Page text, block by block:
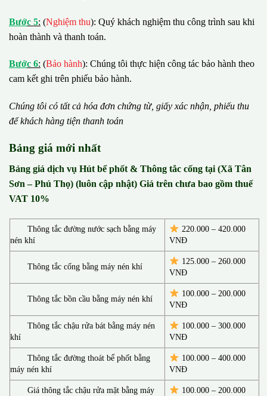
Bước 5: (Nghiệm thu): Quý khách nghiệm thu công trình sau khi
hoàn thành và thanh toán.
Bước 6: (Bảo hành): Chúng tôi thực hiện công tác bảo hành theo
cam kết ghi trên phiếu bảo hành.
Chúng tôi có tất cả hóa đơn chứng từ, giấy xác nhận, phiếu thu
đểkhách hàng tiện thanh toán
Bảng giá mới nhất
Bảng giá dịch vụ Hút bể phốt & Thông tắc cống tại (Xã Tân
Sơn – Phú Thọ) (luôn cập nhật) Giá trên chưa bao gồm thuế
VAT 10%
Thông tắc đường nước sạch bằng máy
nén khí
220.000 – 420.000
VNĐ
Thông tắc cống bằng máy nén khí
125.000 – 260.000
VNĐ
Thông tắc bồn cầu bằng máy nén khí
100.000 – 200.000
VNĐ
Thông tắc chậu rửa bát bằng máy nén
khí
100.000 – 300.000
VNĐ
Thông tắc đường thoát bể phốt bằng
máy nén khí
100.000 – 400.000
VNĐ
Giá thông tắc chậu rửa mặt bằng máy
100.000 – 200.000